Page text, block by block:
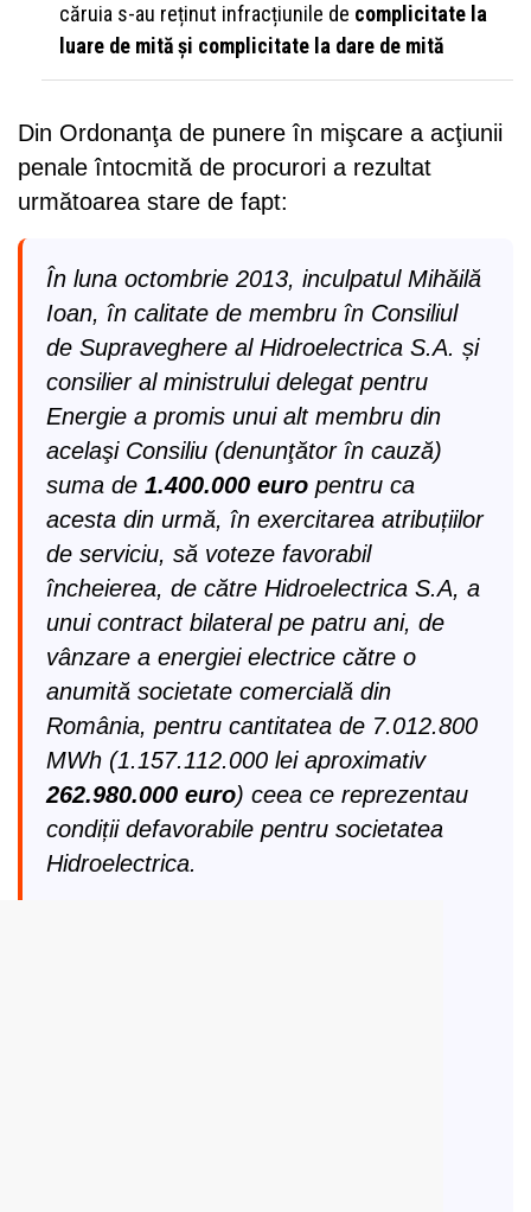
căruia s-au reținut infracțiunile de complicitate la
luare de mită și complicitate la dare de mită
Din Ordonanţa de punere în mişcare a acţiunii
penale întocmită de procurori a rezultat
următoarea stare de fapt:
În luna octombrie 2013, inculpatul Mihăilă
Ioan, în calitate de membru în Consiliul
de Supraveghere al Hidroelectrica S.A. și
consilier al ministrului delegat pentru
Energie a promis unui alt membru din
acelaşi Consiliu (denunţător în cauză)
suma de 1.400.000 euro pentru ca
acesta din urmă, în exercitarea atribuțiilor
de serviciu, să voteze favorabil
încheierea, de către Hidroelectrica S.A, a
unui contract bilateral pe patru ani, de
vânzare a energiei electrice către o
anumită societate comercială din
România, pentru cantitatea de 7.012.800
MWh (1.157.112.000 lei aproximativ
262.980.000 euro) ceea ce reprezentau
condiții defavorabile pentru societatea
Hidroelectrica.